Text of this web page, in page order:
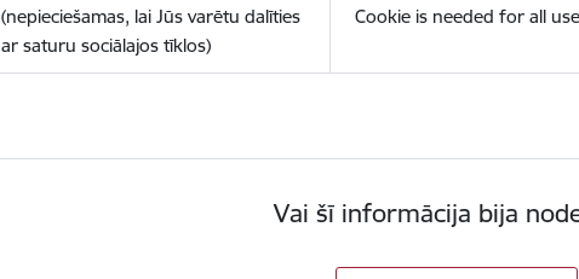
(nepieciešamas, lai Jūs varētu dalīties
ar saturu sociālajos tīklos)
Cookie is needed for all
Vai šī informācija bija